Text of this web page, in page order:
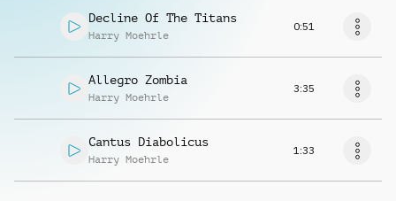
Decline Of The Titans
Harry Moehrle
0:51
Allegro Zombia
Harry Moehrle
3:35
Cantus Diabolicus
Harry Moehrle
1:33